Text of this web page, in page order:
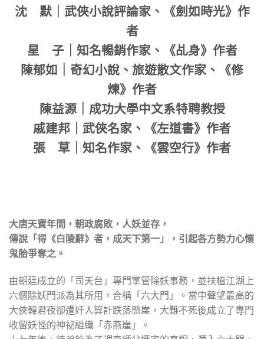
沈 默｜武俠小說評論家、《劍如時光》作
者
星 子｜知名暢銷作家、《乩身》作者
陳郁如｜奇幻小說、旅遊散文作家、《修
煉》作者
陳益源｜成功大學中文系特聘教授
戚建邦｜武俠名家、《左道書》作者
張 草｜知名作家、《雲空行》作者
大唐天寶年間，朝政腐敗，人妖並存，
傳說「得《白陵辭》者，成天下第一」，引起各方勢力心懷
鬼胎爭奪之。
由朝廷成立的「司天台」專門掌管除妖事務，並扶植江湖上
六個除妖門派為其所用，合稱「六大門」。當中聲望最高的
大俠韓君夜卻遭奸人算計跌落懸崖，大難不死後成立了專門
收留妖怪的神祕組織「赤燕崖」。